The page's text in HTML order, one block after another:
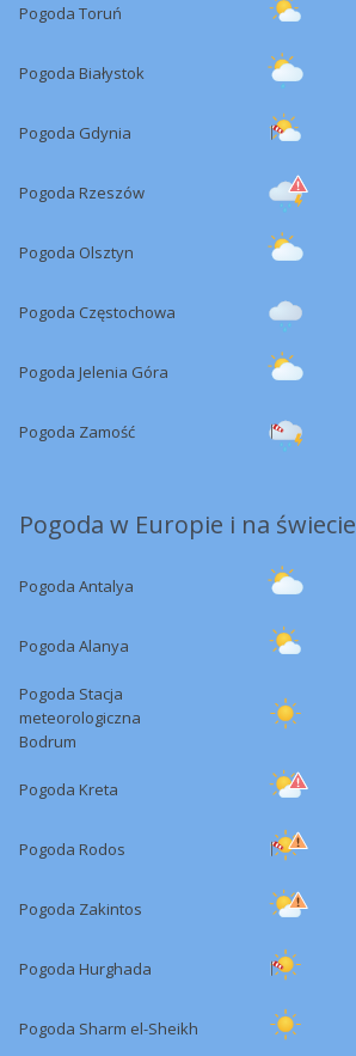
Pogoda Toruń
Pogoda Białystok
Pogoda Gdynia
Pogoda Rzeszów
Pogoda Olsztyn
Pogoda Częstochowa
Pogoda Jelenia Góra
Pogoda Zamość
Pogoda w Europie i na świecie
Pogoda Antalya
Pogoda Alanya
Pogoda Stacja
meteorologiczna
Bodrum
Pogoda Kreta
Pogoda Rodos
Pogoda Zakintos
Pogoda Hurghada
Pogoda Sharm el-Sheikh